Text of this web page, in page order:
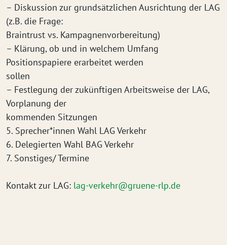
– Diskussion zur grundsätzlichen Ausrichtung der LAG
(z.B. die Frage:
Braintrust vs. Kampagnenvorbereitung)
– Klärung, ob und in welchem Umfang
Positionspapiere erarbeitet werden
sollen
– Festlegung der zukünftigen Arbeitsweise der LAG,
Vorplanung der
kommenden Sitzungen
5. Sprecher*innen Wahl LAG Verkehr
6. Delegierten Wahl BAG Verkehr
7. Sonstiges/ Termine
Kontakt zur LAG: lag-verkehr@gruene-rlp.de